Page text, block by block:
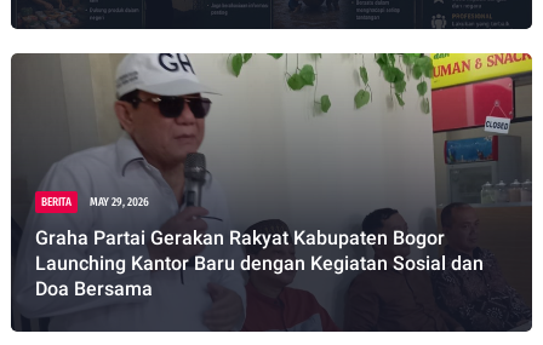
BERITA MAY 29, 2026
Graha Partai Gerakan Rakyat Kabupaten Bogor
Launching Kantor Baru dengan Kegiatan Sosial dan
Doa Bersama